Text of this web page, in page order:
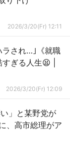
2026/3/20(Fr) 12:11
ラされ…｣《就職
ぎる人生😫 |
2026/3/20(Fr) 12:09
」と某野党が
、高市総理がア